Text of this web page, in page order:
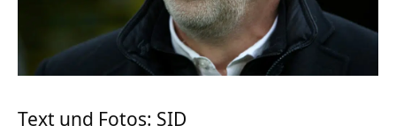
Text und Fotos: SID